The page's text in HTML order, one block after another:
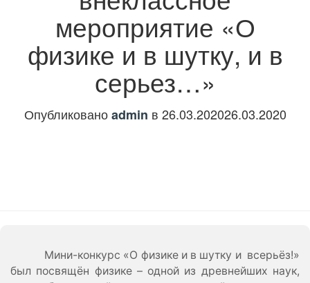
мероприятие «О
физике и в шутку, и в
серьез…»
Опубликованоadmin в 26.03.202026.03.2020
Мини-конкурс «О физике и в шутку и всерьёз!»
был посвящён физике – одной из древнейших наук,